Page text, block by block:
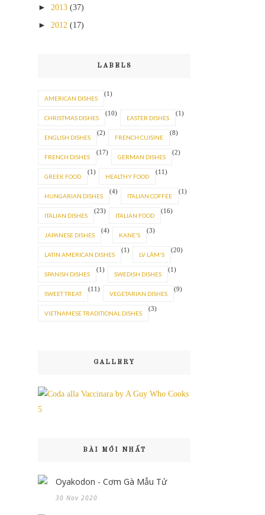
► 2013 (37)
► 2012 (17)
LABELS
AMERICAN DISHES
(1)
CHRISTMAS DISHES
(10)
EASTER DISHES
(1)
ENGLISH DISHES
(2)
FRENCH CUISINE
(8)
FRENCH DISHES
(17)
GERMAN DISHES
(2)
GREEK FOOD
(1)
HEALTHY FOOD
(11)
HUNGARIAN DISHES
(4)
ITALIAN COFFEE
(1)
ITALIAN DISHES
(23)
ITALIAN FOOD
(16)
JAPANESE DISHES
(4)
KANE'S
(3)
LATIN AMERICAN DISHES
(1)
LV LÂM'S
(20)
SPANISH DISHES
(1)
SWEDISH DISHES
(1)
SWEET TREAT
(11)
VEGETARIAN DISHES
(9)
VIETNAMESE TRADITIONAL DISHES
(3)
GALLERY
BÀI MỚI NHẤT
Oyakodon - Cơm Gà Mẫu Tử
30 Nov 2020